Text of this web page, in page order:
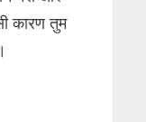
कारण तुम